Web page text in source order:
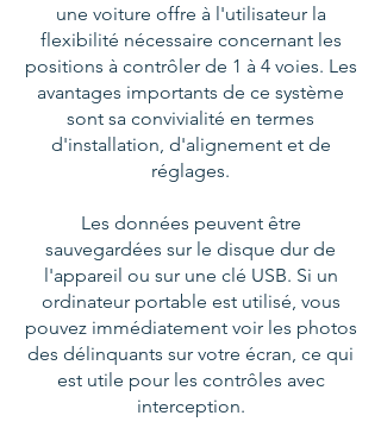
une voiture offre à l'utilisateur la
flexibilité nécessaire concernant les
positions à contrôler de 1 à 4 voies. Les
avantages importants de ce système
sont sa convivialité en termes
d'installation, d'alignement et de
réglages.
Les données peuvent être
sauvegardées sur le disque dur de
l'appareil ou sur une clé USB. Si un
ordinateur portable est utilisé, vous
pouvez immédiatement voir les photos
des délinquants sur votre écran, ce qui
est utile pour les contrôles avec
interception.